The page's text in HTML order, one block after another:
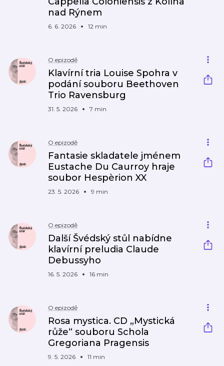
nad Rýnem
6. 6. 2026 12 min
O epizodě
Klavírní tria Louise Spohra v
podání souboru Beethoven
Trio Ravensburg
31. 5. 2026 7 min
O epizodě
Fantasie skladatele jménem
Eustache Du Caurroy hraje
soubor Hespèrion XX
23. 5. 2026 9 min
O epizodě
Další Švédský stůl nabídne
klavírní preludia Claude
Debussyho
16. 5. 2026 16 min
O epizodě
Rosa mystica. CD „Mystická
růže“ souboru Schola
Gregoriana Pragensis
9. 5. 2026 11 min